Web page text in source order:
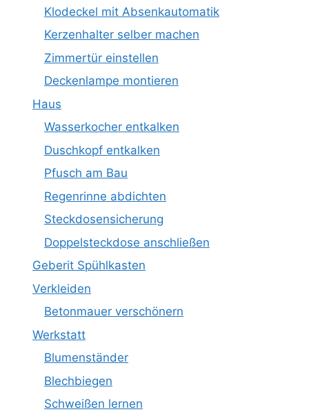
Klodeckel mit Absenkautomatik
Kerzenhalter selber machen
Zimmertür einstellen
Deckenlampe montieren
Haus
Wasserkocher entkalken
Duschkopf entkalken
Pfusch am Bau
Regenrinne abdichten
Steckdosensicherung
Doppelsteckdose anschließen
Geberit Spühlkasten
Verkleiden
Betonmauer verschönern
Werkstatt
Blumenständer
Blechbiegen
Schweißen lernen